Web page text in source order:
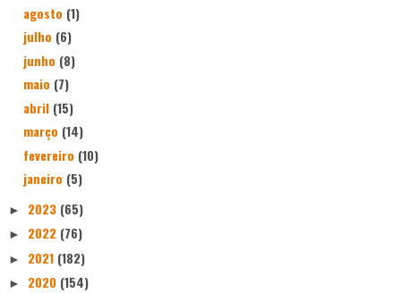
agosto (1)
julho (6)
junho (8)
maio (7)
abril (15)
março (14)
fevereiro (10)
janeiro (5)
► 2023 (65)
► 2022 (76)
► 2021 (182)
► 2020 (154)